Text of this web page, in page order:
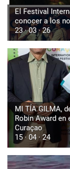
El Festival
conocer a los
23 · 03 · 26
MI TÍA GILMA,
Robin Award en
Curaçao
15 · 04 · 24